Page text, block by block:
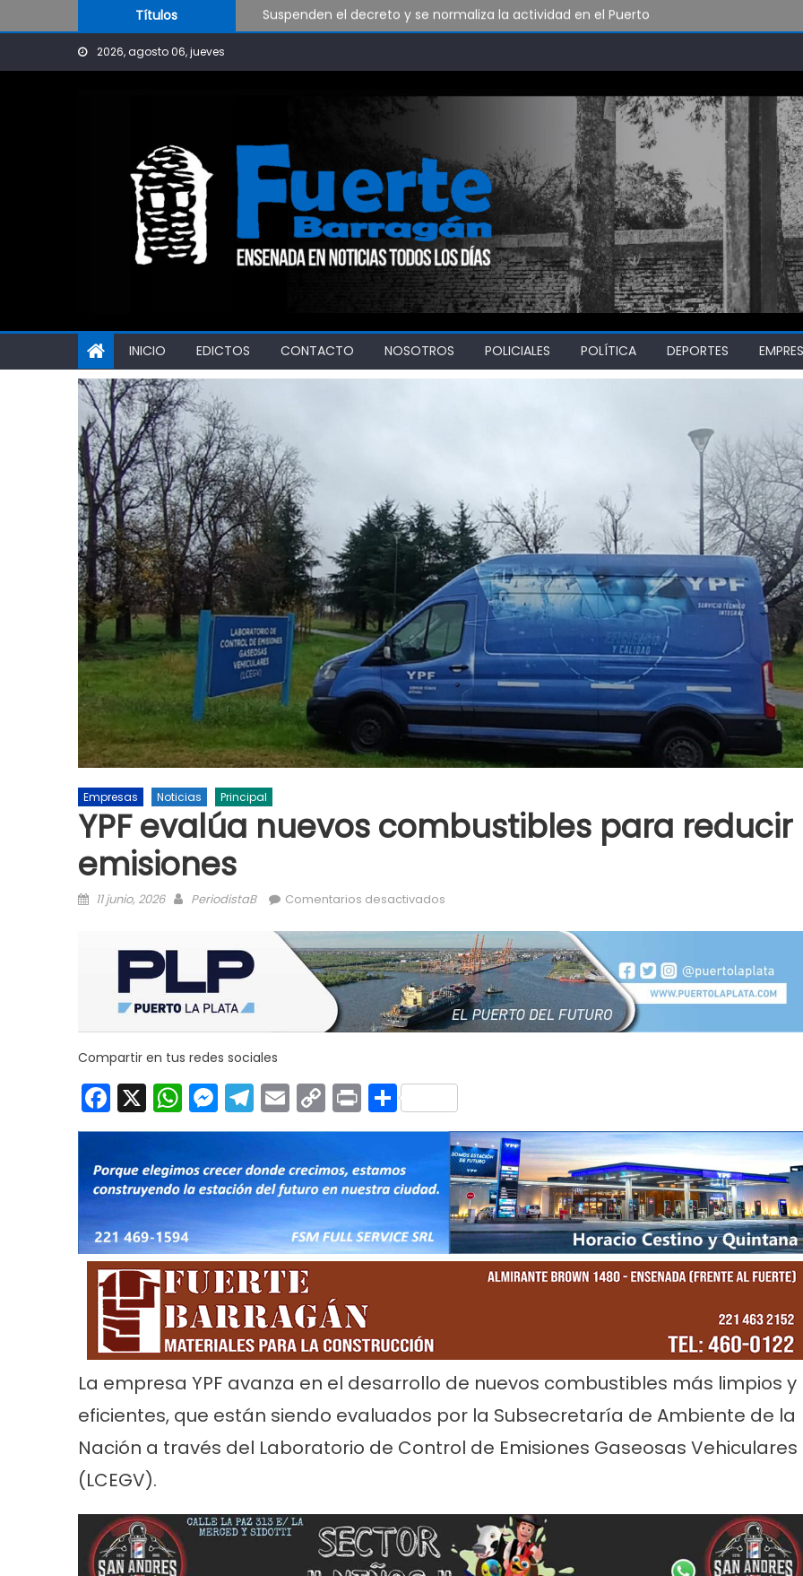
Títulos
Suspenden el decreto y se normaliza la actividad en el Puerto
Ensenada lanzó un programa contra la violencia en el deporte
2026, agosto 06, jueves
INICIO EDICTOS CONTACTO NOSOTROS POLICIALES POLÍTICA DEPORTES
Empresas Noticias Principal
YPF evalúa nuevos combustibles para reducir
emisiones
Posted on
11 junio, 2026 Author
PeriodistaB Comentarios desactivados
Compartir en tus redes sociales
Facebook
X WhatsApp
Messenger
Telegram
EmailCopy
Link
PrintCompartir
La empresa YPF avanza en el desarrollo de nuevos combustibles más limpios y
eficientes, que están siendo evaluados por la Subsecretaría de Ambiente de la
Nación a través del Laboratorio de Control de Emisiones Gaseosas Vehiculares
(LCEGV).
Noticias Principal Servicios
Trabajos en la red de agua en Villa
Noticias Servicios
Turnos de Farmacias de Agosto
Noticias Servicios
Por mejoras en el servicio